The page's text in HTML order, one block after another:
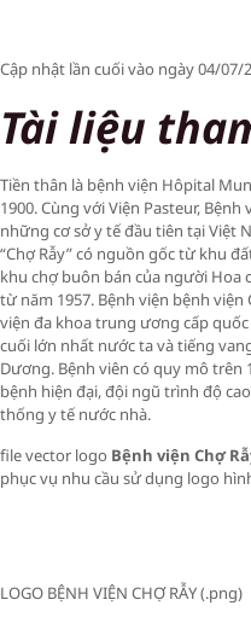
Cập nhật lần cuối vào ngày 04/07/
Tài liệu
Tiền thân là bệnh viện Hôpital
1900. Cùng với Viện Pasteur,
những cơ sở y tế đầu tiên tại Việt
“Chợ Rẫy” có nguồn gốc từ khu
khu chợ buôn bán của người Hoa
từ năm 1957. Bệnh viện bệnh viện
viện đa khoa trung ương cấp
cuối lớn nhất nước ta và tiếng
Dương. Bệnh viên có quy mô trên
bệnh hiện đại, đội ngũ trình độ
thống y tế nước nhà.
file vector logo Bệnh viện Chợ
phục vụ nhu cầu sử dụng logo
LOGO BỆNH VIỆN CHỢ RẪY (.png)